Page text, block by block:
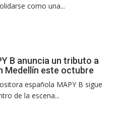
como una...
B anuncia un tributo a
Medellín este octubre
española MAPY B sigue
de la escena...